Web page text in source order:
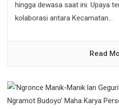
hingga dewasa saat ini. Upaya
kolaborasi antara Kecamatan...
Read